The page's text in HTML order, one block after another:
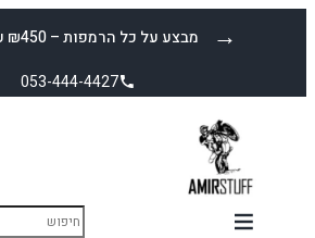
מבצע על כל הרמפות – ₪450 עד הבית! →
053-444-4427